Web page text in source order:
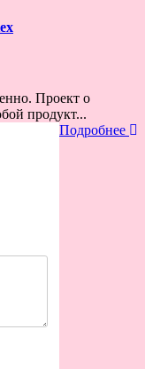
Проект о
продукт...
Подробнее